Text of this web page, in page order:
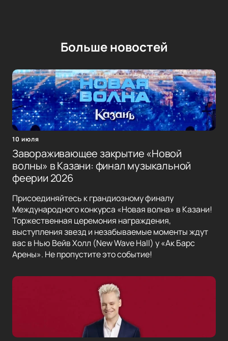
Больше новостей
10 июля
Завораживающее закрытие «Новой
волны» в Казани: финал музыкальной
феерии 2026
Присоединяйтесь к грандиозному финалу
Международного конкурса «Новая волна» в Казани!
Торжественная церемония награждения,
выступления звезд и незабываемые моменты ждут
вас в Нью Вейв Холл (New Wave Hall) у «Ак Барс
Арены». Не пропустите это событие!